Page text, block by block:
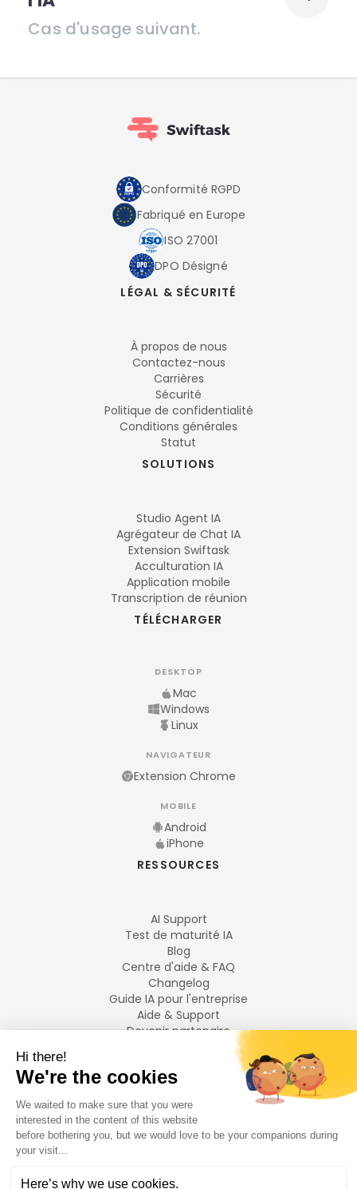
Cas d'usage suivant.
Conformité RGPD
Fabriqué en Europe
ISO 27001
DPO Désigné
LÉGAL & SÉCURITÉ
À propos de nous
Contactez-nous
Carrières
Sécurité
Politique de confidentialité
Conditions générales
Statut
SOLUTIONS
Studio Agent IA
Agrégateur de Chat IA
Extension Swiftask
Acculturation IA
Application mobile
Transcription de réunion
TÉLÉCHARGER
DESKTOP
Mac
Windows
Linux
NAVIGATEUR
Extension Chrome
MOBILE
Android
iPhone
RESSOURCES
AI Support
Test de maturité IA
Blog
Centre d'aide & FAQ
Changelog
Guide IA pour l'entreprise
Aide & Support
Devenir partenaire
LANGUES
Français
English